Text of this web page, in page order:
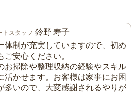
トスタッフ 鈴野 寿子
体制が充実していますので、初め
ご安心ください。
お掃除や整理収納の経験やスキル
活かせます。お客様は家事にお困
多いので、大変感謝されるやりが